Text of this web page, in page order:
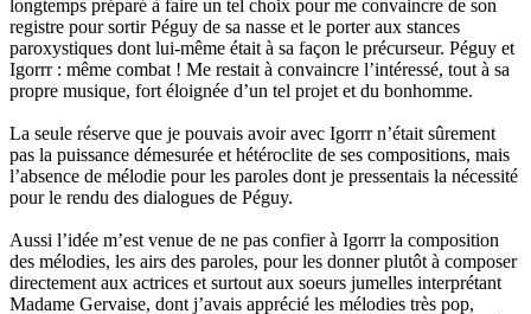
longtemps préparé à faire un tel choix pour me convaincre de son
registre pour sortir Péguy de sa nasse et le porter aux stances
paroxystiques dont lui-même était à sa façon le précurseur. Péguy et
Igorrr : même combat ! Me restait à convaincre l’intéressé, tout à sa
propre musique, fort éloignée d’un tel projet et du bonhomme.
La seule réserve que je pouvais avoir avec Igorrr n’était sûrement
pas la puissance démesurée et hétéroclite de ses compositions, mais
l’absence de mélodie pour les paroles dont je pressentais la nécessité
pour le rendu des dialogues de Péguy.
Aussi l’idée m’est venue de ne pas confier à Igorrr la composition
des mélodies, les airs des paroles, pour les donner plutôt à composer
directement aux actrices et surtout aux soeurs jumelles interprétant
Madame Gervaise, dont j’avais apprécié les mélodies très pop,